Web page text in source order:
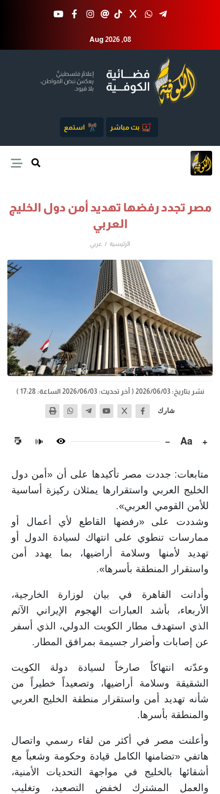
Aug 2026 ,08
بث مباشر استمع
مصر تجدد رفضها تهديد أمن دول الخليج
العربي
الرئيسية عربي
نشر بتاريخ: 2026/06/03 ( آخر تحديث: 2026/06/03 الساعة: 17:28 )
شارك
+
Aa
−
🔊
متابعات: جددت مصر تأكيدها على أن «أمن دول
الخليج العربي واستقرارها يمثلان ركيزة أساسية
للأمن القومي العربي».
وشددت على «رفضها القاطع لأي أعمال أو
ممارسات تنطوي على انتهاك لسيادة الدول أو
تهديد لأمنها وسلامة أراضيها، بما يهدد أمن
واستقرار المنطقة بأسرها».
وأدانت القاهرة في بيان لوزارة الخارجية،
الأربعاء، بأشد العبارات الهجوم الإيراني الآثم
الذي استهدف مطار الكويت الدولي، الذي أسفر
عن إصابات وأضرار جسيمة بمرافق المطار.
وعدّته انتهاكاً صارخاً لسيادة دولة الكويت
الشقيقة وسلامة أراضيها، وتصعيداً خطيراً من
شأنه تهديد أمن واستقرار منطقة الخليج العربي
والمنطقة بأسرها.
وأعلنت مصر في أكثر من لقاء رسمي واتصال
هاتفي «تضامنها الكامل قيادة وحكومة وشعباً مع
أشقائها بالخليج في مواجهة التحديات الأمنية،
والعمل المشترك لخفض التصعيد، وتغليب